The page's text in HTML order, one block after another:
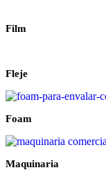
Film
Fleje
Foam
Maquinaria